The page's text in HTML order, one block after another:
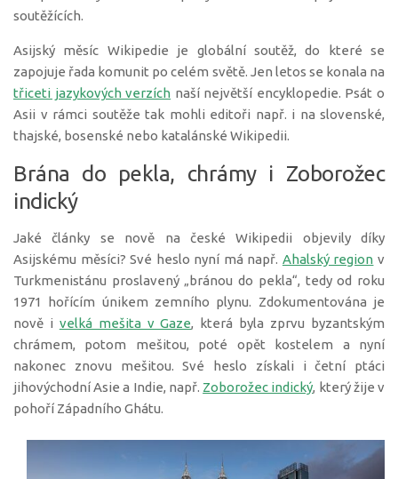
soutěžících.
Asijský měsíc Wikipedie je globální soutěž, do které se
zapojuje řada komunit po celém světě. Jen letos se konala na
třiceti jazykových verzích naší největší encyklopedie. Psát o
Asii v rámci soutěže tak mohli editoři např. i na slovenské,
thajské, bosenské nebo katalánské Wikipedii.
Brána do pekla, chrámy i Zoborožec
indický
Jaké články se nově na české Wikipedii objevily díky
Asijskému měsíci? Své heslo nyní má např. Ahalský region v
Turkmenistánu proslavený „bránou do pekla“, tedy od roku
1971 hořícím únikem zemního plynu. Zdokumentována je
nově i velká mešita v Gaze, která byla zprvu byzantským
chrámem, potom mešitou, poté opět kostelem a nyní
nakonec znovu mešitou. Své heslo získali i četní ptáci
jihovýchodní Asie a Indie, např. Zoborožec indický, který žije v
pohoří Západního Ghátu.